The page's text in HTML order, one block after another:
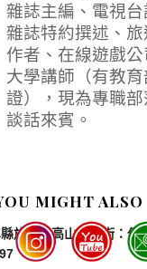
雜誌主編、電視
雜誌特約撰述、
作者、在線遊戲公
大學講師（有教
證），現為專職
談話來賓。
MIGHT
縣旅遊】高山市古街：保